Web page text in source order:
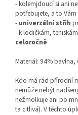
- kolemjdoucí si ani
potřebujete, a to
- univerzální střih
- k lodičkám,
celoročně
Materiál: 94%
Kdo má rád přírodní
nemůže nebýt
nežmolkuje ani po
ta citlivá). V těchto